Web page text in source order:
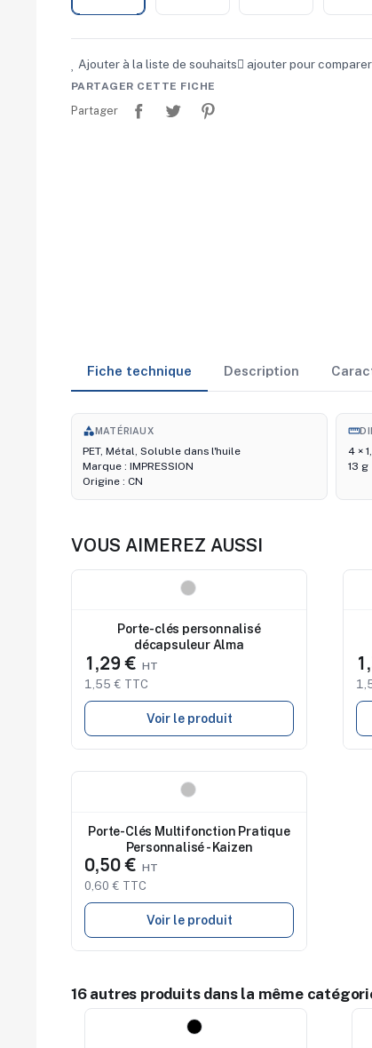
Ajouter à la liste de souhaits ajouter pour comparer
PARTAGER CETTE FICHE
Partager
Fiche technique Description
categoryMATÉRIAUX
PET, Métal, Soluble dans l'huile
Marque : IMPRESSION
Origine : CN
straighten
4 ×
13 g
VOUS AIMEREZ AUSSI
Porte-clés personnalisé
décapsuleur Alma
1,29 €
1,55 € TTC
Voir le produit
Porte-Clés Multifonction Pratique
Personnalisé - Kaizen
0,50 €
0,60 € TTC
Voir le produit
16 autres produits dans la même